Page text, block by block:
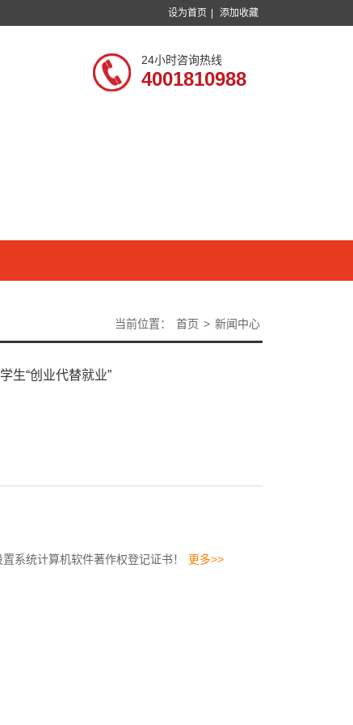
设为首页 添加收藏
24小时咨询热线
4001810988
当前位置： 首页 > 新闻中心
生“创业代替就业”
系统计算机软件著作权登记证书！
更多>>